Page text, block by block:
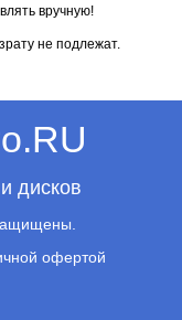
вручную!
не подлежат.
дисков
офертой